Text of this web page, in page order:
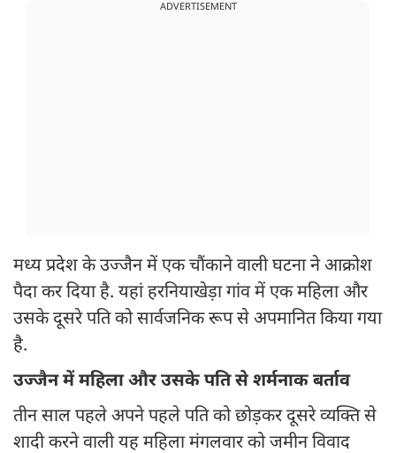
ADVERTISEMENT
मध्य प्रदेश के उज्जैन में एक चौंकाने वाली घटना ने आक्रोश
पैदा कर दिया है. यहां हरनियाखेड़ा गांव में एक महिला और
उसके दूसरे पति को सार्वजनिक रूप से अपमानित किया गया
है.
उज्जैन में महिला और उसके पति से शर्मनाक बर्ताव
तीन साल पहले अपने पहले पति को छोड़कर दूसरे व्यक्ति से
शादी करने वाली यह महिला मंगलवार को जमीन विवाद